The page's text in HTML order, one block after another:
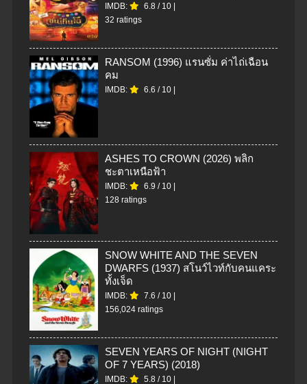
IMDB: 6.8 / 10 |
32 ratings
RANSOM (1996) แรนซั่ม ค่าไถ่เฉือน
คม
IMDB: 6.6 / 10 |
ASHES TO CROWN (2026) พลิก
ชะตาเหนือฟ้า
IMDB: 6.9 / 10 |
128 ratings
SNOW WHITE AND THE SEVEN
DWARFS (1937) สโนว์ไวท์กับคนแคระ
ทั้งเจ็ด
IMDB: 7.6 / 10 |
156,024 ratings
SEVEN YEARS OF NIGHT (NIGHT
OF 7 YEARS) (2018)
IMDB: 5.8 / 10 |